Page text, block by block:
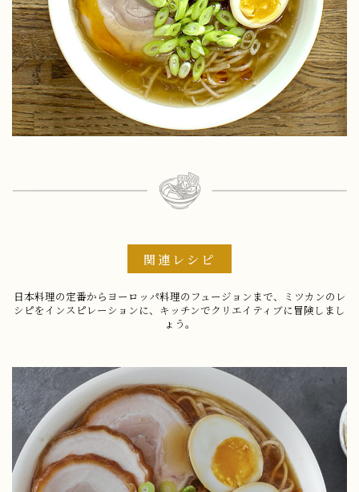
関連レシピ
日本料理の定番からヨーロッパ料理のフュージョンまで、ミツカンのレ
シピをインスピレーションに、キッチンでクリエイティブに冒険しまし
ょう。